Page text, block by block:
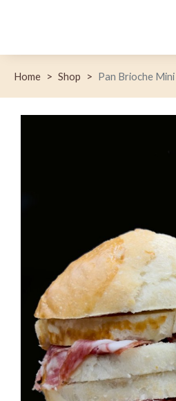
Home Shop Pan Brioche